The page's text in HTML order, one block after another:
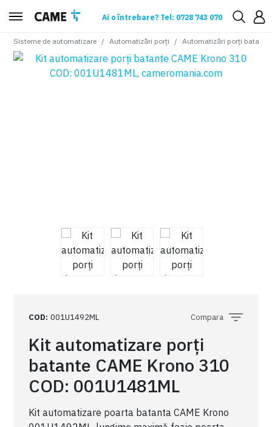
Ai o întrebare? Tel: 0728 743 070
Sisteme de automatizare Automatizări porți Automatizări porți batante
COD: 001U1492ML Compara
Kit automatizare porți
batante CAME Krono 310
COD: 001U1481ML
Kit automatizare poarta batanta CAME Krono